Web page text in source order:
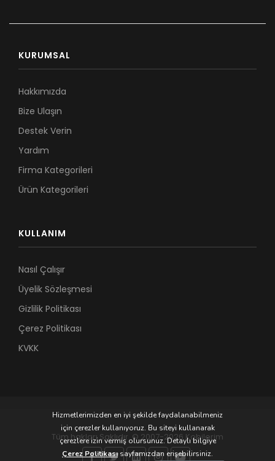
KURUMSAL
Hakkımızda
Bize Ulaşın
Destek Verin
Yardım
Firma Kategorileri
Ürün Kategorileri
KULLANIM
Nasıl Çalışır
Üyelik Sözleşmesi
Gizlilik Politikası
Çerez Politikası
KVKK
Tüm hakları Saklıdır. © 2007-2026 Kobilerim
Hizmetlerimizden en iyi şekilde faydalanabilmeniz
için çerezler kullanıyoruz. Bu siteyi kullanarak
çerezlere izin vermiş olursunuz. Detaylı bilgiye
Çerez Politikasısayfamızdan erişebilirsiniz.